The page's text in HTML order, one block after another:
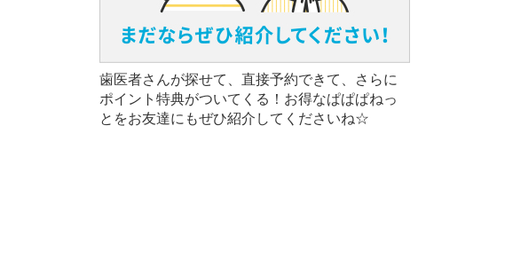
歯医者さんが探せて、直接予約できて、さらに
ポイント特典がついてくる！お得なぱぱぱねっ
とをお友達にもぜひ紹介してくださいね☆